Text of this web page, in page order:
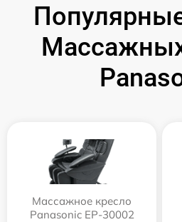
Массажное кресло
Panasonic EP-30002